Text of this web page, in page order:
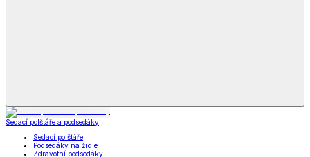
Sedací polštáře a podsedáky
Sedací polštáře
Podsedáky na židle
Zdravotní podsedáky